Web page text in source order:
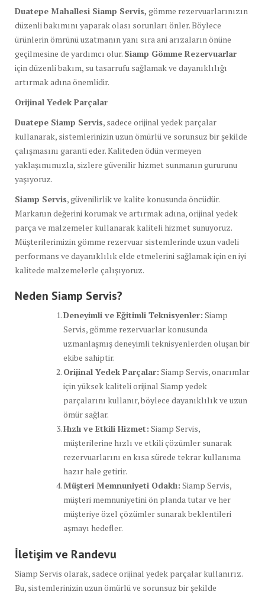
Duatepe Mahallesi Siamp Servis, gömme rezervuarlarınızın
düzenli bakımını yaparak olası sorunları önler. Böylece
ürünlerin ömrünü uzatmanın yanı sıra ani arızaların önüne
geçilmesine de yardımcı olur. Siamp Gömme Rezervuarlar
için düzenli bakım, su tasarrufu sağlamak ve dayanıklılığı
artırmak adına önemlidir.
Orijinal Yedek Parçalar
Duatepe Siamp Servis, sadece orijinal yedek parçalar
kullanarak, sistemlerinizin uzun ömürlü ve sorunsuz bir şekilde
çalışmasını garanti eder. Kaliteden ödün vermeyen
yaklaşımımızla, sizlere güvenilir hizmet sunmanın gururunu
yaşıyoruz.
Siamp Servis, güvenilirlik ve kalite konusunda öncüdür.
Markanın değerini korumak ve artırmak adına, orijinal yedek
parça ve malzemeler kullanarak kaliteli hizmet sunuyoruz.
Müşterilerimizin gömme rezervuar sistemlerinde uzun vadeli
performans ve dayanıklılık elde etmelerini sağlamak için en iyi
kalitede malzemelerle çalışıyoruz.
Neden Siamp Servis?
Deneyimli ve Eğitimli Teknisyenler: Siamp
Servis, gömme rezervuarlar konusunda
uzmanlaşmış deneyimli teknisyenlerden oluşan bir
ekibe sahiptir.
Orijinal Yedek Parçalar: Siamp Servis, onarımlar
için yüksek kaliteli orijinal Siamp yedek
parçalarını kullanır, böylece dayanıklılık ve uzun
ömür sağlar.
Hızlı ve Etkili Hizmet: Siamp Servis,
müşterilerine hızlı ve etkili çözümler sunarak
rezervuarlarını en kısa sürede tekrar kullanıma
hazır hale getirir.
Müşteri Memnuniyeti Odaklı: Siamp Servis,
müşteri memnuniyetini ön planda tutar ve her
müşteriye özel çözümler sunarak beklentileri
aşmayı hedefler.
İletişim ve Randevu
Siamp Servis olarak, sadece orijinal yedek parçalar kullanırız.
Bu, sistemlerinizin uzun ömürlü ve sorunsuz bir şekilde